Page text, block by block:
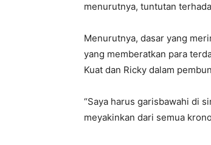
menurutnya, tuntutan
Menurutnya, dasar yang
yang memberatkan para
Kuat dan Ricky dalam
“Saya harus garisbawahi di
meyakinkan dari semua